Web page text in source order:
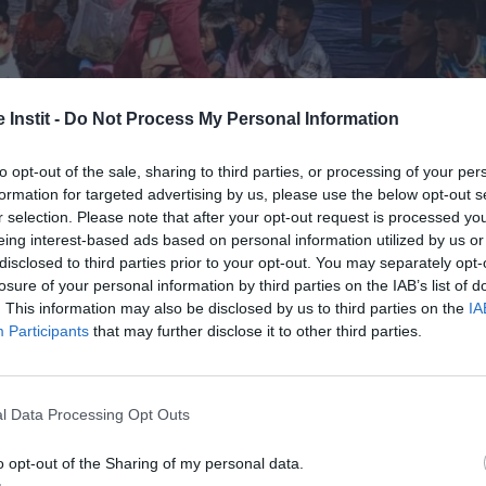
Instit - Do Not Process My Personal Information
opt-out of the sale, sharing to third parties, or processing of your
for targeted advertising by us, please use the below opt-out
selection. Please note that after your opt-out request is processed
interest-based ads based on personal information utilized by us
to third parties prior to your opt-out. You may separately
of your personal information by third parties on the IAB’s list of
This information may also be disclosed by us to third parties on the
Participants that may further disclose it to other third parties.
Data Processing Opt Outs
opt-out of the Sharing of my personal data.
déplacés au
et de conflits armés à la frontière entre la
de fuir leur domicile au 2e semestre 2025.